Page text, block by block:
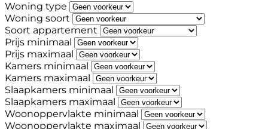
Woning type
Woning soort
Soort appartement
Prijs minimaal
Prijs maximaal
Kamers minimaal
Kamers maximaal
Slaapkamers minimaal
Slaapkamers maximaal
Woonoppervlakte minimaal
Woonoppervlakte maximaal